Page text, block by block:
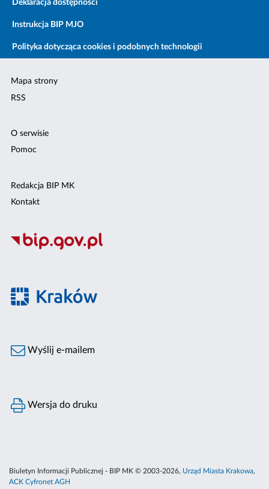
Deklaracja dostępności
Instrukcja BIP MJO
Polityka dotycząca cookies i podobnych technologii
Mapa strony
RSS
O serwisie
Pomoc
Redakcja BIP MK
Kontakt
Wyślij e-mailem
Wersja do druku
Biuletyn Informacji Publicznej - BIP MK © 2003-2026, Urząd Miasta Krakowa,
ACK Cyfronet AGH